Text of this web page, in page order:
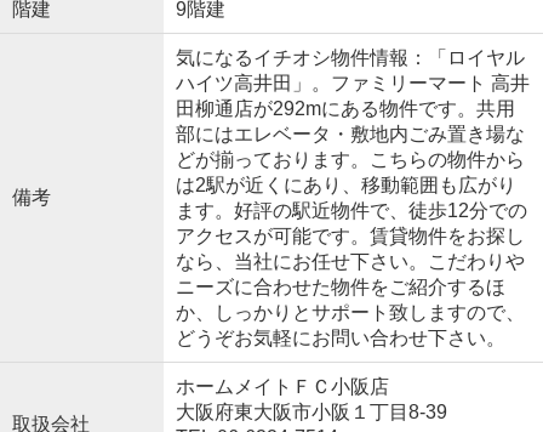
階建 9階建
備考
気になるイチオシ物件情報：「ロイヤル
ハイツ高井田」。ファミリーマート 高井
田柳通店が292mにある物件です。共用
部にはエレベータ・敷地内ごみ置き場な
どが揃っております。こちらの物件から
は2駅が近くにあり、移動範囲も広がり
ます。好評の駅近物件で、徒歩12分での
アクセスが可能です。賃貸物件をお探し
なら、当社にお任せ下さい。こだわりや
ニーズに合わせた物件をご紹介するほ
か、しっかりとサポート致しますので、
どうぞお気軽にお問い合わせ下さい。
取扱会社
ホームメイトＦＣ小阪店
大阪府東大阪市小阪１丁目8-39